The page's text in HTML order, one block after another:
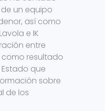
un equipo
así como
e IK
entre
resultado
que
sobre
de los